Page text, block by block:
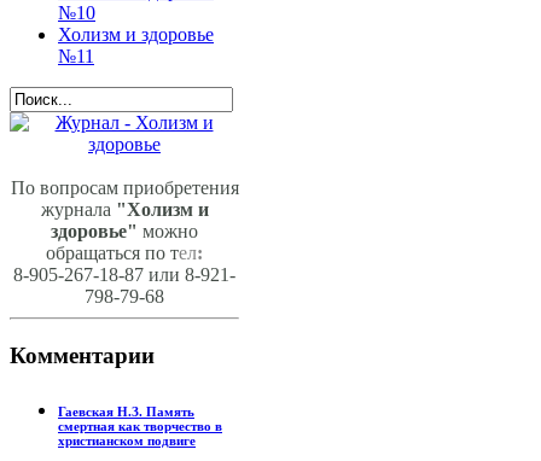
№10
Холизм и здоровье
№11
По вопросам приобретения
журнала "Холизм и
здоровье" можно
обращаться по тел:
8-905-267-18-87 или 8-921-
798-79-68
Комментарии
Гаевская Н.З. Память
смертная как творчество в
христианском подвиге